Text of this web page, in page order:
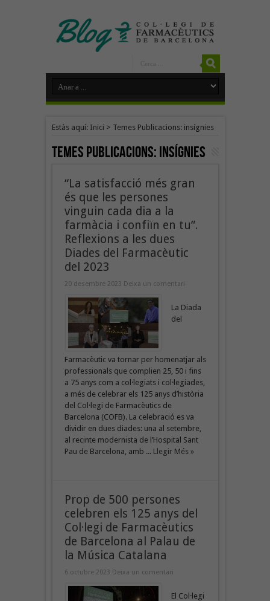
Estàs aquí: Inici > Temes Publicacions: insígnies
Temes Publicacions:insígnies
“La satisfacció més gran
és que les persones
vinguin cada dia a la
farmàcia i confiïn en tu”.
Reflexions a les dues
Diades del Farmacèutic
del 2023
20 desembre 2023 Deixa un comentari
La Diada
del
Farmacèutic va tornar per homenatjar als
professionals que complien 25, 50 i fins
a 75 anys com a col·legiats i col·legiades,
a més de celebrar els 125 anys d’història
del Col·legi de Farmacèutics de
Barcelona (COFB). La celebració es va
dividir en dues diades: una al setembre,
al recinte modernista de l’Hospital Sant
Pau de Barcelona, amb ... Llegir Més »
Prop de 500 persones
celebren els 125 anys del
Col·legi de Farmacèutics
de Barcelona al Palau de
la Música Catalana
6 octubre 2023 Deixa un comentari
El Col·legi